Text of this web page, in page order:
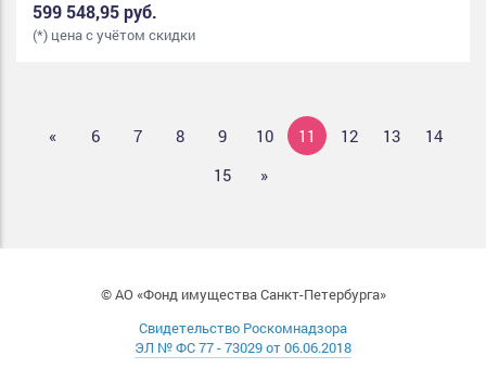
599 548,95 руб.
(*) цена с учётом скидки
« 6 7 8 9 10 11 12 13
14
15
»
© АО «Фонд имущества Санкт-Петербурга»
Свидетельство Роскомнадзора
ЭЛ № ФС 77 - 73029 от 06.06.2018